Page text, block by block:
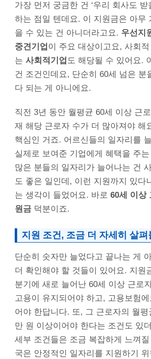
가장 먼저 궁금한 건 ‘우리 회사도 받
하는 점일 텐데요. 이 지원금은 아무
을 수 있는 건 아니더라고요. 우선지
중견기업 이 주요 대상이고요, 사회
는 사회적기업 도 해당될 수 있어요.
건 조건인데요, 단순히 60세 넘은 분
다 되는 게 아니에요.
직전 3년 동안 월평균 60세 이상 근
재 해당 근로자 수가 더 많아져야 해
핵심인 거죠. 어르신들의 일자리를
실제로 보여준 기업에게 혜택을 주
많은 분들의 일자리가 늘어나는 건
도 좋은 일인데, 이런 지원까지 있다
는 생각이 들었어요. 바로 60세 이상
원금 덕분이죠.
지원 조건, 조금 더 자세히 살펴
단순히 숫자만 늘었다고 끝나는 게
더 확인해야 할 것들이 있어요. 지원
분기에 새로 늘어난 60세 이상 근로
고용이 유지되어야 하고, 고용보험
어야 한답니다. 또, 그 근로자의 월평
만 원 이상이어야 한다는 조건도 있
세부 조건들은 조금 복잡하게 느껴
국은 안정적인 일자리를 지원하기